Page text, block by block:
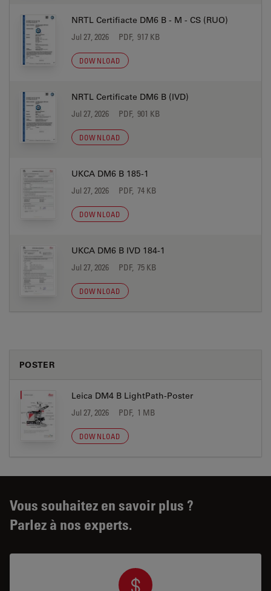
NRTL Certifiacte DM6 B - M - CS (RUO)
Jul 27, 2026 PDF, 917 KB
DOWNLOAD
NRTL Certificate DM6 B (IVD)
Jul 27, 2026 PDF, 901 KB
DOWNLOAD
UKCA DM6 B 185-1
Jul 27, 2026 PDF, 74 KB
DOWNLOAD
UKCA DM6 B IVD 184-1
Jul 27, 2026 PDF, 75 KB
DOWNLOAD
POSTER
Leica DM4 B LightPath-Poster
Jul 27, 2026 PDF, 1 MB
DOWNLOAD
Vous souhaitez en savoir plus ?
Parlez à nos experts.